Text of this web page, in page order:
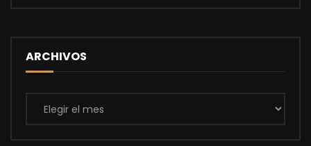
ARCHIVOS
Archivos